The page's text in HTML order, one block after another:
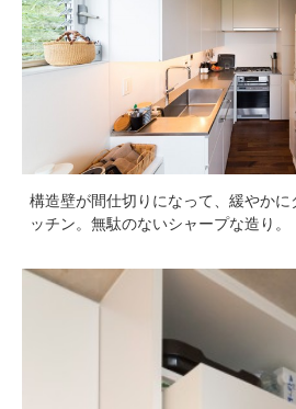
構造壁が間仕切りになって、緩やか
ッチン。無駄のないシャープな造り。